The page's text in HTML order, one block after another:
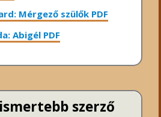
Mérgező szülők PDF
Abigél PDF
szerző